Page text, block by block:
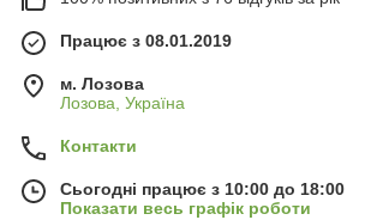
Працює з 08.01.2019
м. Лозова
Лозова, Україна
Контакти
Сьогодні працює з 10:00 до 18:00
Показати весь графік роботи